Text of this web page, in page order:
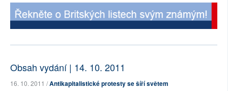
Obsah vydání | 14. 10. 2011
16. 10. 2011 /Antikapitalistické protesty se šíří světem